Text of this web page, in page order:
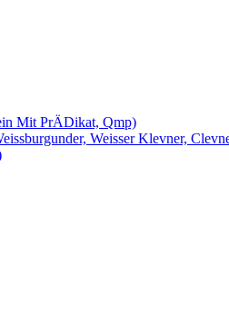
Mit PrÄDikat, Qmp)
Weisser Klevner,